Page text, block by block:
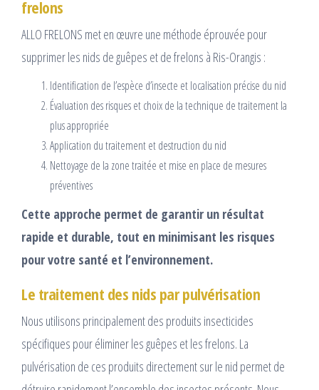
frelons
ALLO FRELONS met en œuvre une méthode éprouvée pour
supprimer les nids de guêpes et de frelons à Ris-Orangis :
Identification de l’espèce d’insecte et localisation précise du nid
Évaluation des risques et choix de la technique de traitement la
plus appropriée
Application du traitement et destruction du nid
Nettoyage de la zone traitée et mise en place de mesures
préventives
Cette approche permet de garantir un résultat
rapide et durable, tout en minimisant les risques
pour votre santé et l’environnement.
Le traitement des nids par pulvérisation
Nous utilisons principalement des produits insecticides
spécifiques pour éliminer les guêpes et les frelons. La
pulvérisation de ces produits directement sur le nid permet de